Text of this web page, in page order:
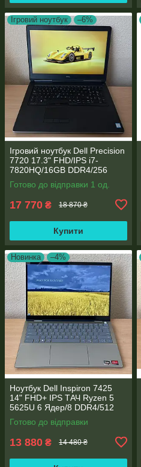
Ігровий ноутбук –6%
Ігровий ноутбук Dell Precision
7720 17.3" FHD/IPS i7-
7820HQ/16GB DDR4/256
SSD/NVIDIA Quadro P4000
8GB
Готово до відправки 1 од.
17 770 ₴ 18 870 ₴
Купити
Новинка –4%
Ноутбук Dell Inspiron 7425
14" FHD+ IPS TАЧ Ryzen 5
5625U 6 Ядер/8 DDR4/512
SSD M.2/Radeon RX Vega
7/Type-C PD
Готово до відправки
13 880 ₴ 14 480 ₴